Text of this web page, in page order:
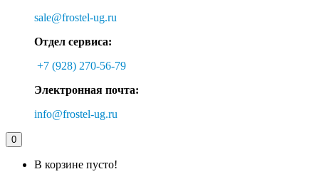
sale@frostel-ug.ru
Отдел сервиса:
+7 (928) 270-56-79
Электронная почта:
info@frostel-ug.ru
0
В корзине пусто!